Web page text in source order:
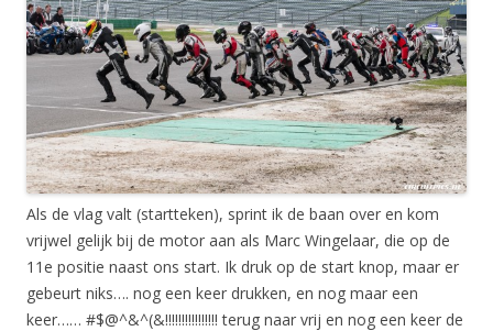
Als de vlag valt (startteken), sprint ik de baan over en kom
vrijwel gelijk bij de motor aan als Marc Wingelaar, die op de
11e positie naast ons start. Ik druk op de start knop, maar er
gebeurt niks…. nog een keer drukken, en nog maar een
keer…… #$@^&^(&!!!!!!!!!!!!!!!! terug naar vrij en nog een keer de